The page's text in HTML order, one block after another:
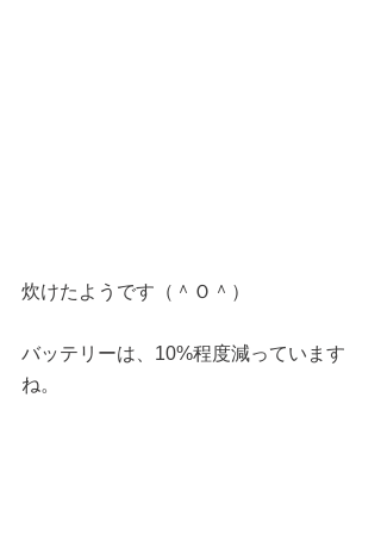
炊けたようです（＾Ｏ＾）
バッテリーは、10%程度減っています
ね。